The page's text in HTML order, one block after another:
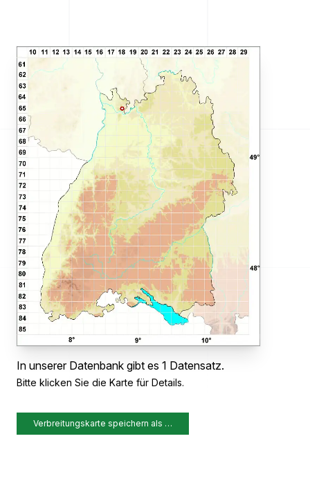
In unserer Datenbank gibt es 1 Datensatz.
Bitte klicken Sie die Karte für Details.
Verbreitungskarte speichern als …